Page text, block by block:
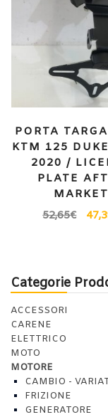
PORTA
KTM 125
2020 /
PLATE
MARKET
52,65€
Categorie
ACCESSORI
CARENE
ELETTRICO
MOTO
MOTORE
CAMBIO -
FRIZIONE
GENERATORE